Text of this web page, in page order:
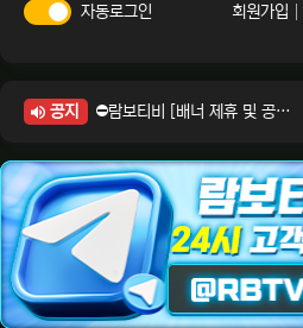
자동로그인 회원가입
공지
⛔람보티비 [배너 제휴 및 공식 입점 문의 안내]
⛔람보티비 [정회원 등급UP! 안내사항]
⛔람보티비 [채팅방 이용시 주의사항]
⛔람보티비 [공식보증업체 안내]